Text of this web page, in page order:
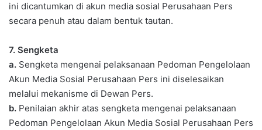
ini dicantumkan di akun media sosial Perusahaan Pers
secara penuh atau dalam bentuk tautan.
7. Sengketa
a. Sengketa mengenai pelaksanaan Pedoman Pengelolaan
Akun Media Sosial Perusahaan Pers ini diselesaikan
melalui mekanisme di Dewan Pers.
b. Penilaian akhir atas sengketa mengenai pelaksanaan
Pedoman Pengelolaan Akun Media Sosial Perusahaan Pers